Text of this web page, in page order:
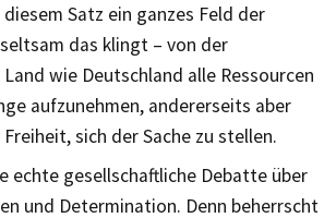
Satz ein ganzes Feld der
das klingt – von der
wie Deutschland alle Ressourcen
aufzunehmen, andererseits aber
sich der Sache zu stellen.
echte gesellschaftliche Debatte über
und Determination. Denn beherrscht